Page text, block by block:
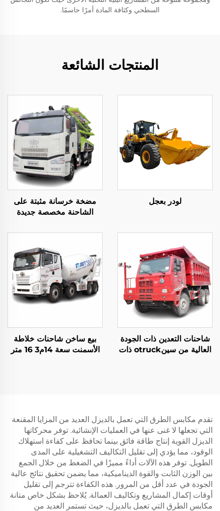
السطحي وكثافة المادة أمرًا حاسمًا.
المنتجات الشائعة
لودر بعجل
مضخة خرسانة مثبتة على
الشاحنة مخصصة جديدة
بطول 50 م 60 م وسعة 16
شاحنات التعدين ذات الجودة
العالية من سينotruck ذات
بيع ساخن شاحنات خلاطة
الأسمنت سعة 14م3 16 متر
تقدم مكابس الطرق التي تعمل بالديزل العديد من المزايا المقنعة
التي تجعلها لا غنى عنها في العمليات الإنشائية. توفر محركاتها
الديزل القوية إنتاج طاقة فائق بينما تحافظ على كفاءة استهلاك
الوقود، مما يؤدي إلى تقليل التكاليف التشغيلية على المدى
الطويل. توفر هذه الآلات أداءً مميزًا في الضغط من خلال الجمع
بين الوزن الثابت والقوة الديناميكية، مما يضمن تحقيق نتائج عالية
الجودة في عدد أقل من المرور. هذه الكفاءة تترجم إلى تقليل
أوقات إكمال المشاريع وتكاليف العمالة. يُلاحظ بشكل خاص متانة
مكابس الطرق التي تعمل بالديزل، حيث تستمر العديد من